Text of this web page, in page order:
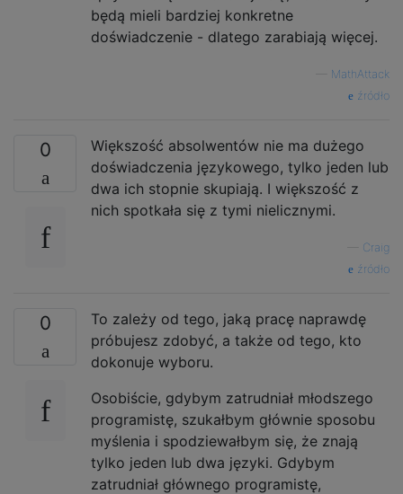
będą mieli bardziej konkretne
doświadczenie - dlatego zarabiają więcej.
MathAttack
źródło
0
Większość absolwentów nie ma dużego
doświadczenia językowego, tylko jeden lub
dwa ich stopnie skupiają. I większość z
nich spotkała się z tymi nielicznymi.
Craig
źródło
0
To zależy od tego, jaką pracę naprawdę
próbujesz zdobyć, a także od tego, kto
dokonuje wyboru.
Osobiście, gdybym zatrudniał młodszego
programistę, szukałbym głównie sposobu
myślenia i spodziewałbym się, że znają
tylko jeden lub dwa języki. Gdybym
zatrudniał głównego programistę,